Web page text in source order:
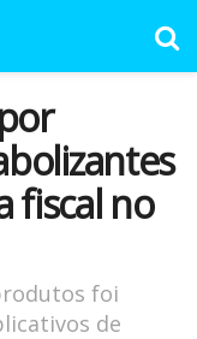
fiscal no
foi
de